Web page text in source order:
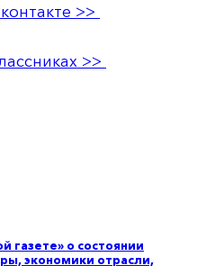
>>
>>
газете» о состоянии
экономики отрасли,